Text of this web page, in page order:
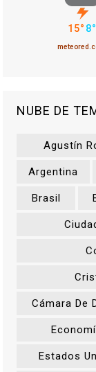
NUBE DE
Agustín
Argentina
Brasil
Cámara De
Estados